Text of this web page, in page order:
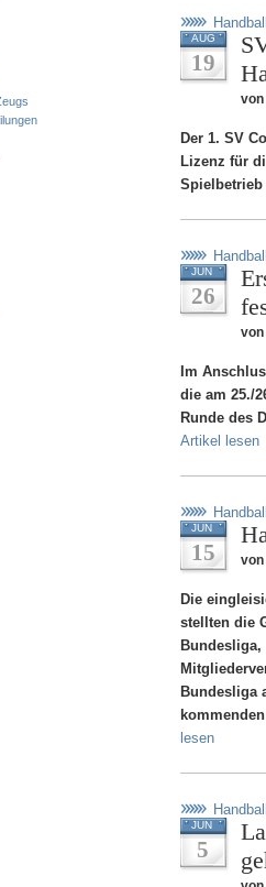
AUG
19
von
Der 1. SV
Lizenz für
JUN
26
von
Im
die am 25./
Runde des
Artikel lesen
JUN
15 von
Die
stellten die
Bundesliga
lesen
JUN
5